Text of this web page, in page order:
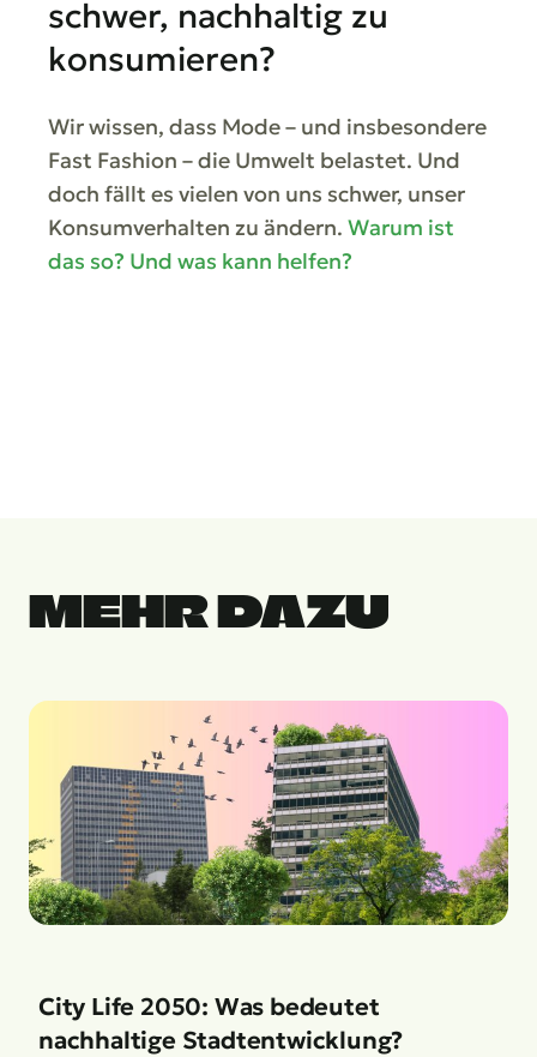
schwer, nachhaltig zu
konsumieren?
Wir wissen, dass Mode – und insbesondere
Fast Fashion – die Umwelt belastet. Und
doch fällt es vielen von uns schwer, unser
Konsumverhalten zu ändern. Warum ist
das so? Und was kann helfen?
MEHR DAZU
City Life 2050: Was bedeutet
nachhaltige Stadtentwicklung?